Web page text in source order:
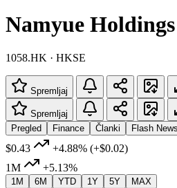
Namyue
1058.HK · HKSE
Spremljaj
Spremljaj
Pregled
Finance Članki Flash News
$0.43 +4.88% (+$0.02)
1M
+5.13%
1M 6M YTD 1Y 5Y MAX